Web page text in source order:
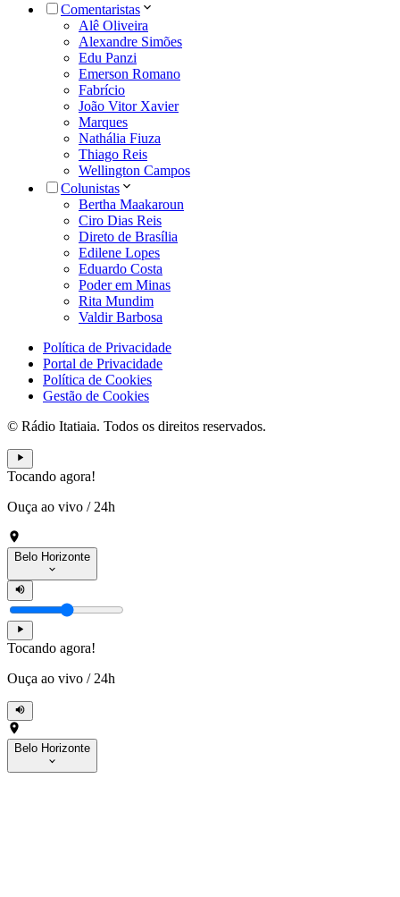
Comentaristas
Alê Oliveira
Alexandre Simões
Edu Panzi
Emerson Romano
Fabrício
João Vitor Xavier
Marques
Nathália Fiuza
Thiago Reis
Wellington Campos
Colunistas
Bertha Maakaroun
Ciro Dias Reis
Direto de Brasília
Edilene Lopes
Eduardo Costa
Poder em Minas
Rita Mundim
Valdir Barbosa
Política de Privacidade
Portal de Privacidade
Política de Cookies
Gestão de Cookies
© Rádio Itatiaia. Todos os direitos reservados.
Tocando agora!
Ouça ao vivo / 24h
Belo Horizonte
Tocando agora!
Ouça ao vivo / 24h
Belo Horizonte